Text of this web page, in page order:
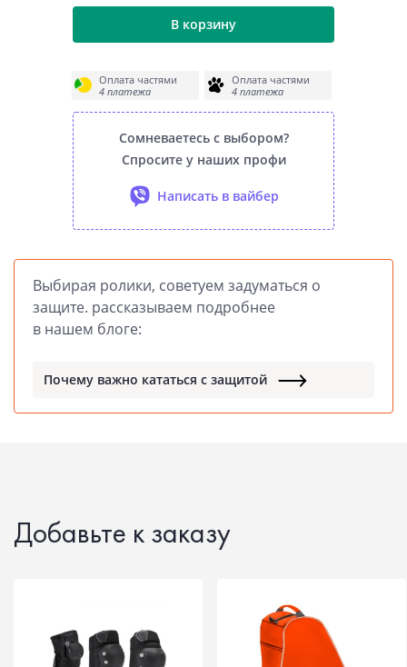
В корзину
Оплата частями
4 платежа
Оплата частями
4 платежа
Сомневаетесь с выбором?
Спросите у наших профи
Написать в вайбер
Выбирая ролики, советуем задуматься о
защите. рассказываем подробнее
в нашем блоге:
Почему важно кататься с защитой
Добавьте к заказу